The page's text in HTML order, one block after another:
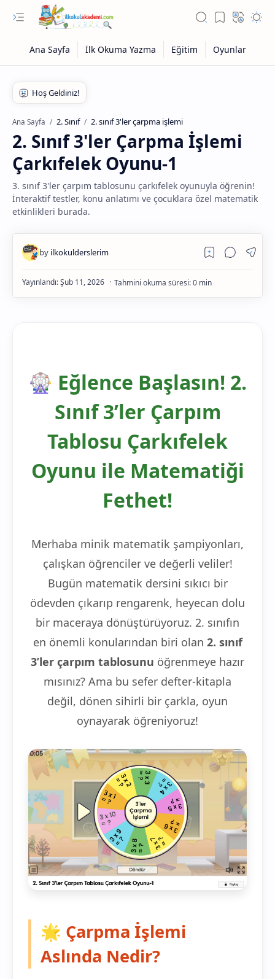
Gelişim
Ana Sayfa 2. Sınıf 2. sınıf 3'ler çarpma işlemi
2. Sınıf 3'ler Çarpma İşlemi
Çarkıfelek Oyunu-1
3. sınıf 3'ler çarpım tablosunu çarkıfelek oyunuyla öğrenin!
İnteraktif testler, konu anlatımı ve çocuklara özel matematik
etkinlikleri burada.
🎡 Eğlence Başlasın! 2.
Sınıf 3’ler Çarpım
Tablosu Çarkıfelek
Oyunu ile Matematiği
Fethet!
Merhaba minik matematik şampiyonları,
çalışkan öğrenciler ve değerli veliler!
Bugün matematik dersini sıkıcı bir
ödevden çıkarıp rengarenk, heyecan dolu
bir maceraya dönüştürüyoruz. 2. sınıfın
en önemli konularından biri olan 2. sınıf
3’ler çarpım tablosunu öğrenmeye hazır
mısınız? Ama bu sefer defter-kitapla
değil, dönen sihirli bir çarkla, oyun
oynayarak öğreniyoruz!
🌟 Çarpma İşlemi
Aslında Nedir?